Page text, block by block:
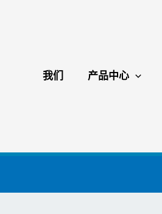
我们 产品中心